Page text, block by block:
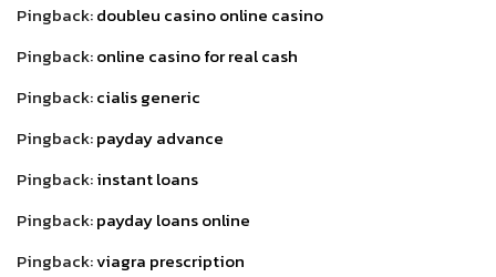
Pingback:doubleu casino online casino
Pingback:online casino for real cash
Pingback:cialis generic
Pingback:payday advance
Pingback:instant loans
Pingback:payday loans online
Pingback:viagra prescription